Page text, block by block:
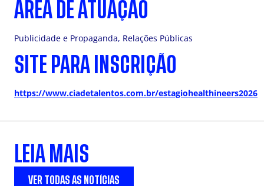
ÁREA DE ATUAÇÃO
Publicidade e Propaganda, Relações Públicas
SITE PARA INSCRIÇÃO
https://www.ciadetalentos.com.br/estagiohealthineers2026
LEIA MAIS
VER TODAS AS NOTÍCIAS